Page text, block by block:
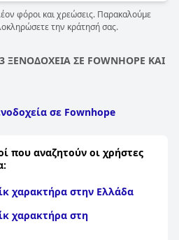
φόροι και χρεώσεις. Παρακαλούμε
την κράτησή σας.
ΣΕ FOWNHOPE ΚΑΙ
σε Fownhope
που αναζητούν οι χρήστες
χαρακτήρα στην Ελλάδα
χαρακτήρα στη